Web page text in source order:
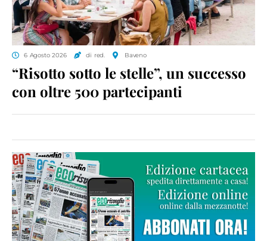
6 Agosto 2026 di red. Baveno
“Risotto sotto le stelle”, un successo
con oltre 500 partecipanti